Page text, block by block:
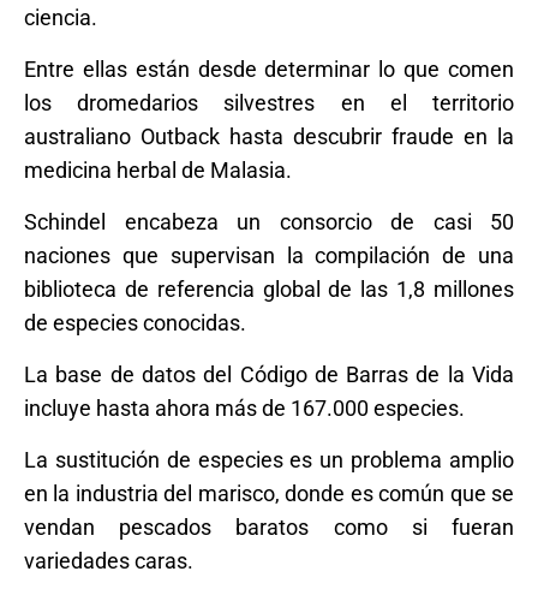
ciencia.
Entre ellas están desde determinar lo que comen
los dromedarios silvestres en el territorio
australiano Outback hasta descubrir fraude en la
medicina herbal de Malasia.
Schindel encabeza un consorcio de casi 50
naciones que supervisan la compilación de una
biblioteca de referencia global de las 1,8 millones
de especies conocidas.
La base de datos del Código de Barras de la Vida
incluye hasta ahora más de 167.000 especies.
La sustitución de especies es un problema amplio
en la industria del marisco, donde es común que se
vendan pescados baratos como si fueran
variedades caras.